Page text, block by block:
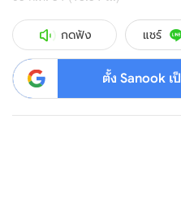
กดฟัง แชร์
ตั้ง Sanook เ